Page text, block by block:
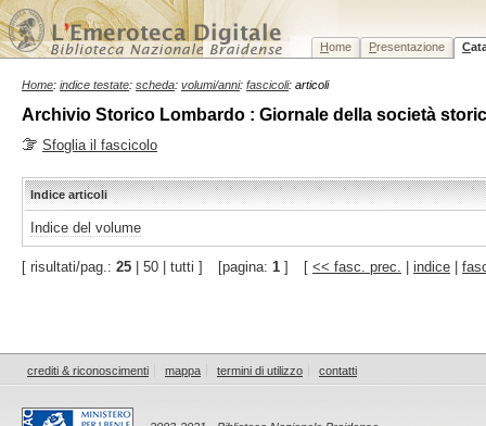
Home Presentazione C
Home: indice testate: scheda: volumi/anni: fascicoli: articoli
Archivio Storico Lombardo : Giornale della società
Sfoglia il fascicolo
Indice articoli
Indice del volume
[ risultati/pag.: 25 | 50 | tutti ] [pagina: 1 ] [ << fasc. prec. indice
crediti & riconoscimenti mappa termini di utilizzo contatti